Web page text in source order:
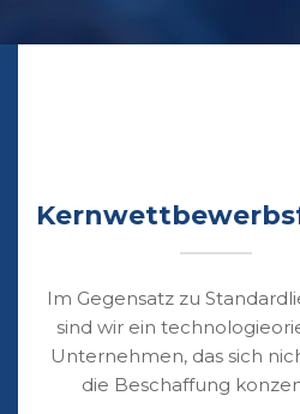
Im Gegensatz zu
sind wir ein
Unternehmen, das sich
die Beschaffung